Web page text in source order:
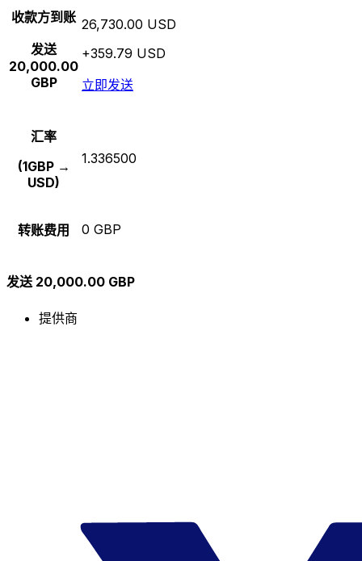
收款方到账
发送
20,000.00
GBP
26,730.00 USD
+359.79 USD
立即发送
汇率
(1GBP →
USD)
1.336500
转账费用 0 GBP
发送 20,000.00 GBP
提供商